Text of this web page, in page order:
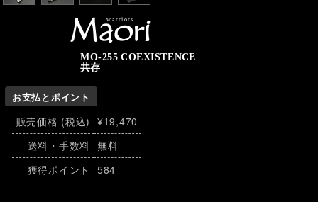
Maori
MO-255 COEXISTENCE
共存
warriors
お支払とポイント
販売価格 (税込) ¥19,470
送料・手数料 無料
獲得ポイント
584